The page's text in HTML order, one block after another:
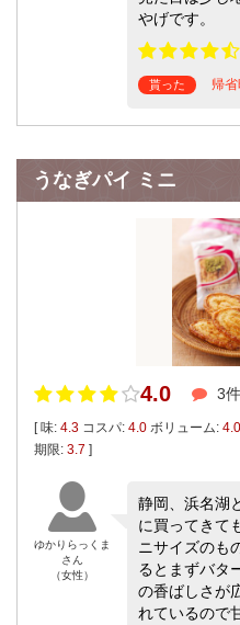
やげです。
貰った 帰
うなぎパイ ミニ
4.0 3件
[ 味: 4.3 コスパ: 4.0 ボリューム: 4.0
期限: 3.7 ]
ゆかりらっくま
さん
（女性）
静岡、浜名湖
に買ってきて
ニサイズのも
るとまずバタ
の香ばしさが
れているので